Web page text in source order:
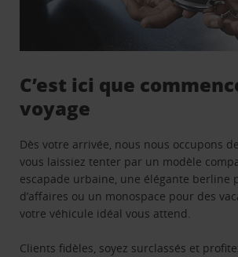
C’est ici que
voyage
Dès votre arrivée, nous nous occupons
vous laissiez tenter par un modèle
escapade urbaine, une élégante berline
d’affaires ou un monospace pour des
votre véhicule idéal vous attend.
Clients fidèles, soyez surclassés et